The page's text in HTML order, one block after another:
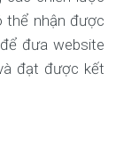
thể nhận được
đưa website
đạt được kết